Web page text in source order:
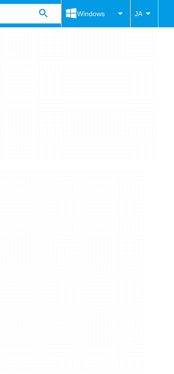
Windows JA